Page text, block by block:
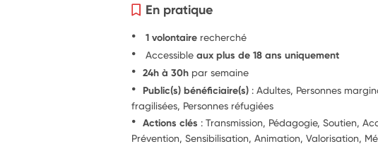
En pratique
1 volontaire recherché
Accessibleaux plus de 18 ans uniquement
24h à 30h par semaine
Public(s) bénéficiaire(s) : Adultes, Personnes
fragilisées, Personnes réfugiées
Actions clés : Transmission, Pédagogie, Soutien,
Prévention, Sensibilisation, Animation, Valorisation,